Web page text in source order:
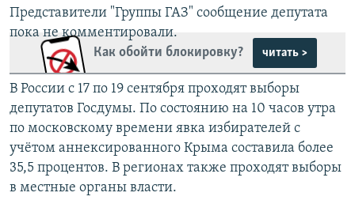
Представители "Группы ГАЗ" сообщение депутата
пока не комментировали.
Как обойти блокировку?
читать >
В России с 17 по 19 сентября проходят выборы
депутатов Госдумы. По состоянию на 10 часов утра
по московскому времени явка избирателей с
учётом аннексированного Крыма составила более
35,5 процентов. В регионах также проходят выборы
в местные органы власти.